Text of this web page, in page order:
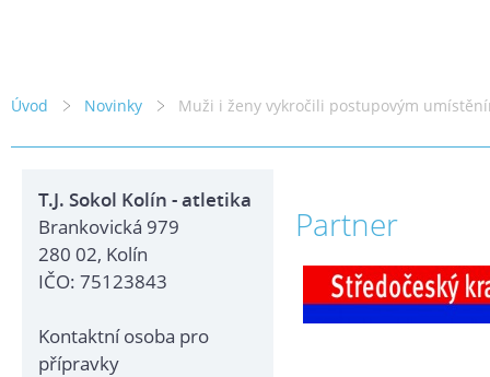
Úvod Novinky Muži i ženy vykročili postupovým
T.J. Sokol Kolín - atletika
Brankovická 979
280 02, Kolín
IČO: 75123843
Kontaktní osoba pro
přípravky
Partner